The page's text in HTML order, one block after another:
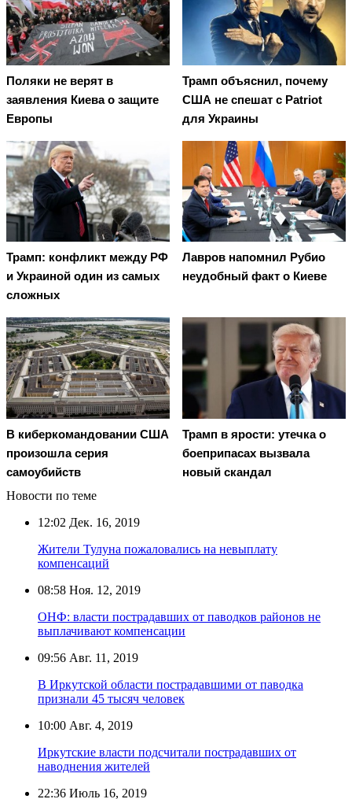
Поляки не верят в
заявления Киева о защите
Европы
Трамп объяснил, почему
США не спешат с Patriot
для Украины
Трамп: конфликт между РФ
и Украиной один из самых
сложных
Лавров напомнил Рубио
неудобный факт о Киеве
В киберкомандовании США
произошла серия
самоубийств
Трамп в ярости: утечка о
боеприпасах вызвала
новый скандал
Новости по теме
12:02 Дек. 16, 2019
Жители Тулуна пожаловались на невыплату
компенсаций
08:58 Ноя. 12, 2019
ОНФ: власти пострадавших от паводков районов не
выплачивают компенсации
09:56 Авг. 11, 2019
В Иркутской области пострадавшими от паводка
признали 45 тысяч человек
10:00 Авг. 4, 2019
Иркутские власти подсчитали пострадавших от
наводнения жителей
22:36 Июль 16, 2019